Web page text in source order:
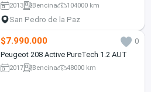
2013 Bencina 104000 km
San Pedro de la Paz
$7.990.000
0
Peugeot 208 Active PureTech 1.2 AUT
2017 Bencina 48000 km